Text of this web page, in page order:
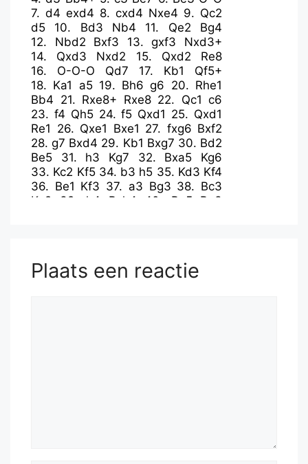
7. d4 exd4 8. cxd4 Nxe4 9. Qc2
d5
10. Bd3 Nb4 11. Qe2
Bg4
12. Nbd2 Bxf3 13.gxf3
Nxd3+
14. Qxd3 Nxd2 15. Qxd2
Re8
16. O-O-O Qd7 17. Kb1
Qf5+
18. Ka1 a5 19. Bh6 g6 20. Rhe1
Bb4 21. Rxe8+ Rxe8 22. Qc1 c6
23. f4 Qh5 24.f5 Qxd1 25. Qxd1
Re1 26. Qxe1 Bxe1 27. fxg6 Bxf2
28.g7 Bxd4 29. Kb1 Bxg7 30. Bd2
Be5
31. h3 Kg7 32. Bxa5
Kg6
33. Kc2 Kf5 34. b3 h5 35. Kd3 Kf4
36. Be1 Kf3 37. a3 Bg3 38. Bc3
Kg2
39. h4 Bxh4 40. Be5
Bg3
Plaats een reactie